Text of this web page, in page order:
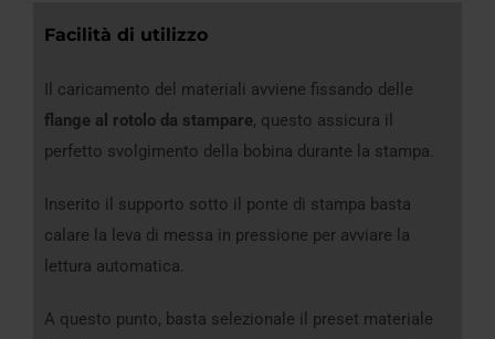
Facilità di utilizzo
Il caricamento del materiali avviene fissando delle
flange al rotolo da stampare, questo assicura il
perfetto svolgimento della bobina durante la stampa.
Inserito il supporto sotto il ponte di stampa basta
calare la leva di messa in pressione per avviare la
lettura automatica.
A questo punto, basta selezionale il preset materiale